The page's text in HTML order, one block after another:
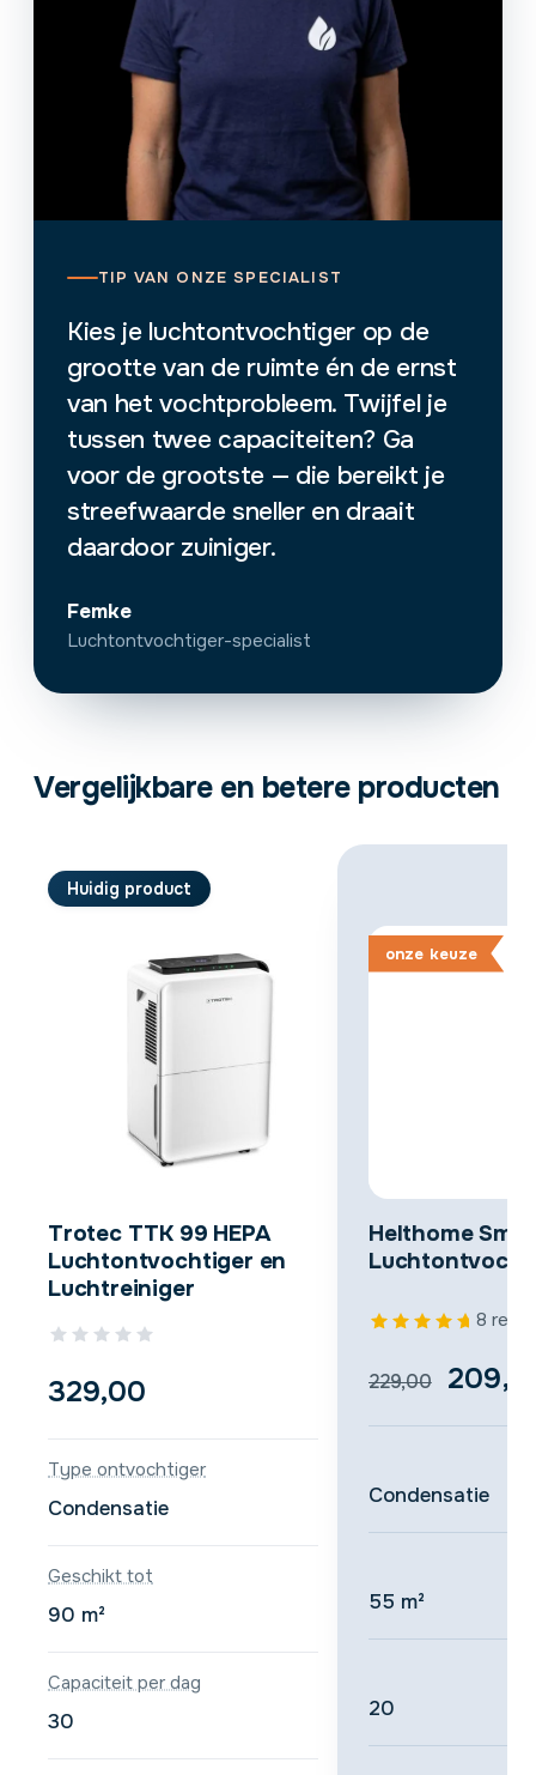
TIP VAN ONZE SPECIALIST
Kies je luchtontvochtiger op de
grootte van de ruimte én de ernst
van het vochtprobleem. Twijfel je
tussen twee capaciteiten? Ga
voor de grootste — die bereikt je
streefwaarde sneller en draait
daardoor zuiniger.
Femke
Luchtontvochtiger-specialist
Vergelijkbare en betere producten
Huidig product
Trotec TTK 99 HEPA
Luchtontvochtiger en
Luchtreiniger
329,00
Type ontvochtiger
Condensatie
Geschikt tot
90 m²
Capaciteit per dag
30
onze keuze
Helthome
8
229,00
prijs
Condensatie
55 m²
20